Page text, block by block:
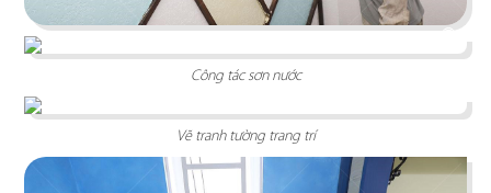
Công tác sơn nước
Vẽ tranh tường trang trí